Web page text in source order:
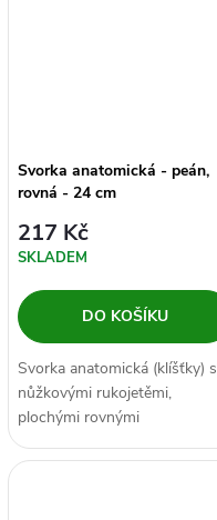
Svorka anatomická - peán,
rovná - 24 cm
217 Kč
SKLADEM
DO KOŠÍKU
Svorka anatomická (klíšťky) s
nůžkovými rukojetěmi,
plochými rovnými
čelistmi opatřenými vroubky a
se samozavíracím...